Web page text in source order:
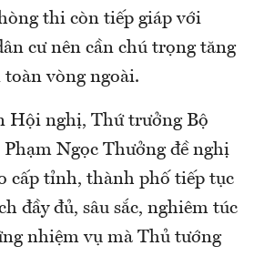
thi còn tiếp giáp với
cư nên cần chú trọng tăng
vòng ngoài.
Hội nghị, Thứ trưởng Bộ
Ngọc Thưởng đề nghị
cấp tỉnh, thành phố tiếp tục
đầy đủ, sâu sắc, nghiêm túc
nhiệm vụ mà Thủ tướng